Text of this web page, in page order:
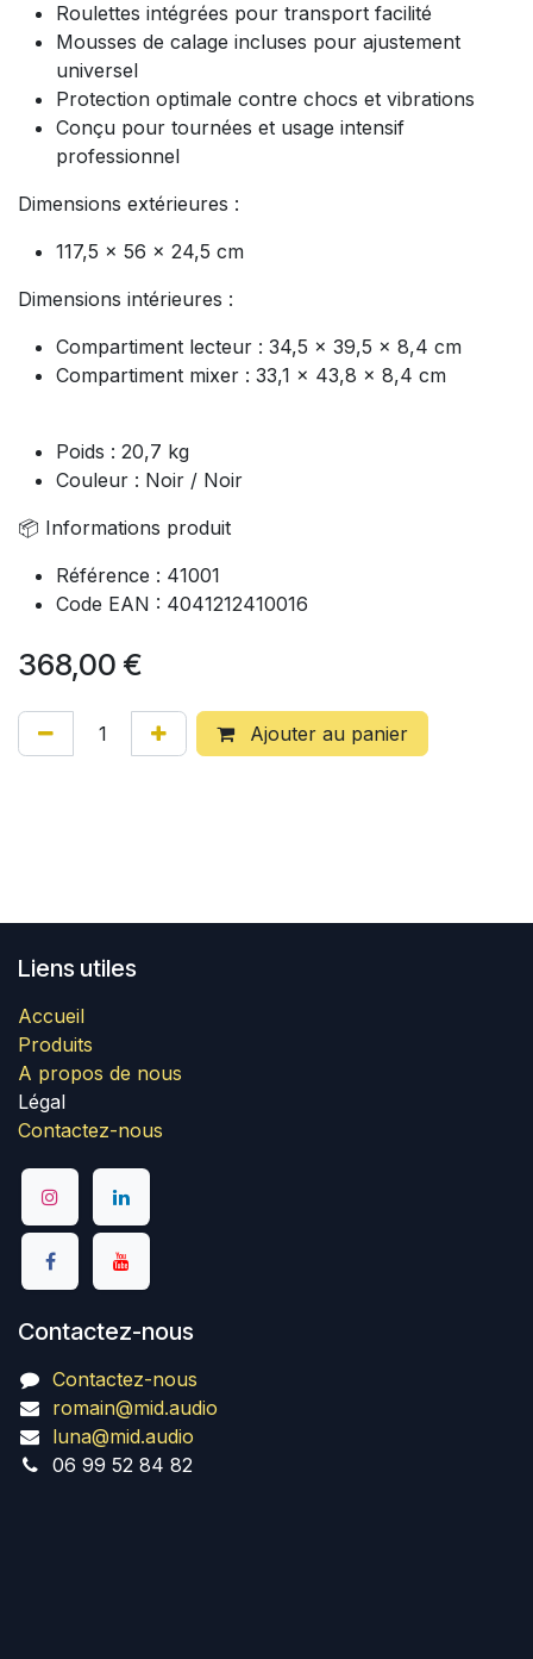
Roulettes intégrées pour transport facilité
Mousses de calage incluses pour ajustement
universel
Protection optimale contre chocs et vibrations
Conçu pour tournées et usage intensif
professionnel
Dimensions extérieures :
117,5 x 56 x 24,5 cm
Dimensions intérieures :
Compartiment lecteur : 34,5 x 39,5 x 8,4 cm
Compartiment mixer : 33,1 x 43,8 x 8,4 cm
Poids : 20,7 kg
Couleur : Noir / Noir
📦 Informations produit
Référence : 41001
Code EAN : 4041212410016
368,00 €
Ajouter au panier
Liens utiles
Accueil
Produits
A propos de nous
Légal
Contactez-nous
Contactez-nous
Contactez-nous
romain@mid.audio
luna@mid.audio
06 99 52 84 82